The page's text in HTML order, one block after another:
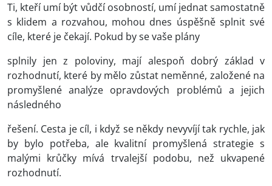
Ti, kteří umí být vůdčí osobností, umí jednat samostatně
s klidem a rozvahou, mohou dnes úspěšně splnit své
cíle, které je čekají. Pokud by se vaše plány
splnily jen z poloviny, mají alespoň dobrý základ v
rozhodnutí, které by mělo zůstat neměnné, založené na
promyšlené analýze opravdových problémů a jejich
následného
řešení. Cesta je cíl, i když se někdy nevyvíjí tak rychle, jak
by bylo potřeba, ale kvalitní promyšlená strategie s
malými krůčky mívá trvalejší podobu, než ukvapené
rozhodnutí.